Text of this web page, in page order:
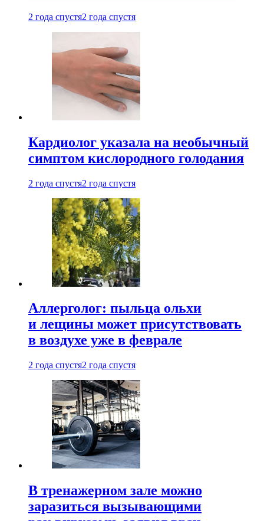
2 года спустя2 года спустя
Кардиолог указала на необычный
симптом кислородного голодания
2 года спустя2 года спустя
Аллерголог: пыльца ольхи
и лещины может присутствовать
в воздухе уже в феврале
2 года спустя2 года спустя
В тренажерном зале можно
заразиться вызывающими